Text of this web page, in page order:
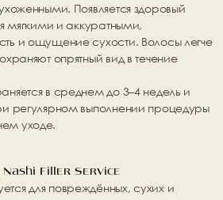
Появляется здоровый
мягкими и аккуратными,
и ощущение сухости. Волосы легче
опрятный вид в течение
в среднем до 3–4 недель и
регулярном выполнении процедуры
уходе.
Nashi Filler Service
для повреждённых, сухих и